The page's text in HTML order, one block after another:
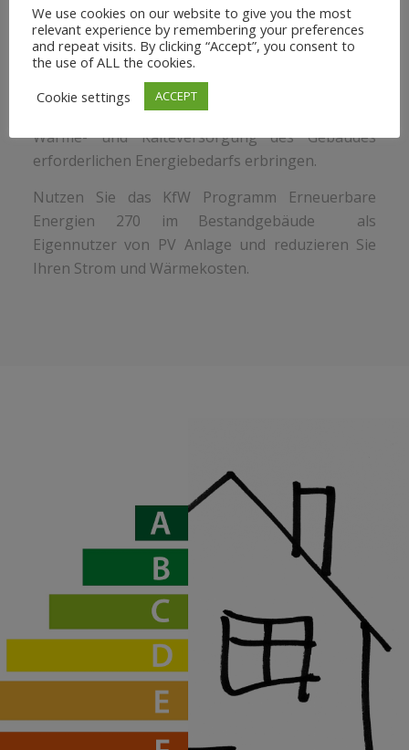
Wohneinheit.
Eine „Effizienzhaus EE“-Klassekannbeim Neubau
als auch bei einer Altbausanierung
werden, wenn erneuerbare Energien einen
von mindestens 55 Prozent
Wärme- und Kälteversorgung des Gebäudes
erforderlichen Energiebedarfs erbringen.
Nutzen Sie das KfW Programm Erneuerbare
Energien 270 im Bestandgebäude als
Eigennutzer von PV Anlage und reduzieren Sie
Ihren Strom und Wärmekosten.
We use cookies on our website to give you the most
relevant experience by remembering your preferences
and repeat visits. By clicking “Accept”, you consent to
the use of ALL the cookies.
Cookie settings
ACCEPT